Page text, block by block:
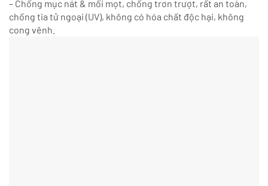
– Chống mục nát & mối mọt, chống trơn trượt, rất an toàn,
chống tia tử ngoại (UV), không có hóa chất độc hại, không
cong vênh.